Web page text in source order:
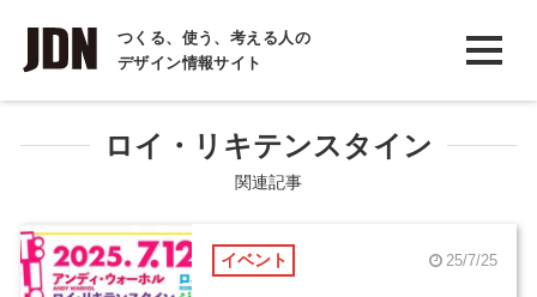
つくる、使う、考える人の
デザイン情報サイト
INTERVIEW
インタビュー
REPORT
COLUMN
コラム
ロイ・リキテンスタイン
関連記事
イベント 25/7/25